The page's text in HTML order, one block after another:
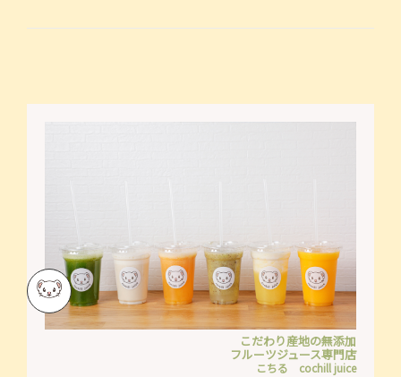
こだわり産地の無添加
フルーツジュース専門店
こちる cochill juice